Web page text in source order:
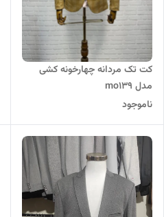
کت تک مردانه چهارخونه کشی
مدل mo139
ناموجود